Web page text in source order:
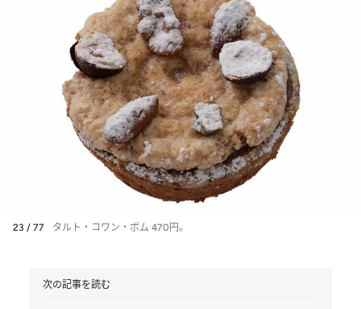
23 / 77 タルト・コワン・ポム 470円。
次の記事を読む